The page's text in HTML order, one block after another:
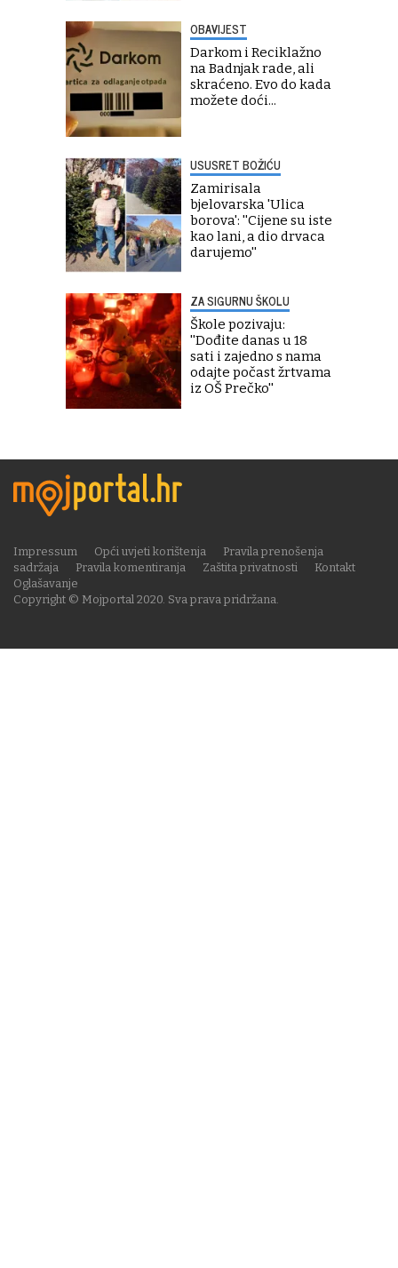
OBAVIJEST
Darkom i Reciklažno
na Badnjak rade, ali
skraćeno. Evo do kada
možete doći...
USUSRET BOŽIĆU
Zamirisala
bjelovarska 'Ulica
borova': ''Cijene su iste
kao lani, a dio drvaca
darujemo''
ZA SIGURNU ŠKOLU
Škole pozivaju:
''Dođite danas u 18
sati i zajedno s nama
odajte počast žrtvama
iz OŠ Prečko''
Copyright © Mojportal 2020. Sva prava pridržana.
Impressum Opći uvjeti korištenja
Pravila prenošenja
sadržaja
Pravila komentiranja Zaštita privatnosti
Kontakt
Oglašavanje